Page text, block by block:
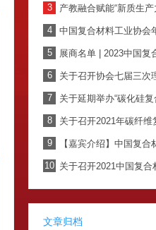
3 产教融合赋能“新质生产力”，创新驱动开创复材新时代——2024年中
4 中国复合材料工业协会年
5 展商名单 | 2023中国复合材料产业链展览会
6 关于召开协会七届三次
7 关于延期举办“碳化硅复合材料
8 关于召开2021年碳纤维复合材料产业发展论坛暨中国复合材
9 【嘉宾介绍】中国复
10 关于召开2021中国复合材料产业发展高峰论坛
文章归档